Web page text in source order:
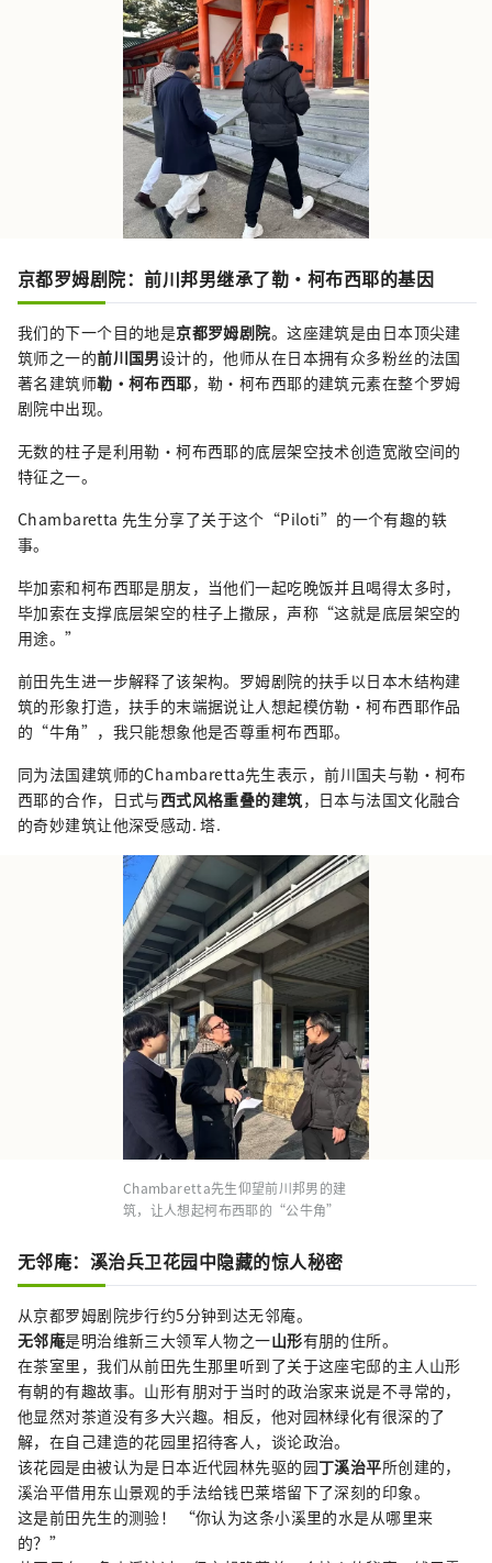
京都罗姆剧院：前川邦男继承了勒·柯布西耶的基因
我们的下一个目的地是京都罗姆剧院。这座建筑是由日本顶尖建
筑师之一的前川国男设计的，他师从在日本拥有众多粉丝的法国
著名建筑师勒·柯布西耶，勒·柯布西耶的建筑元素在整个罗姆
剧院中出现。
无数的柱子是利用勒·柯布西耶的底层架空技术创造宽敞空间的
特征之一。
Chambaretta 先生分享了关于这个“Piloti”的一个有趣的轶
事。
毕加索和柯布西耶是朋友，当他们一起吃晚饭并且喝得太多时，
毕加索在支撑底层架空的柱子上撒尿，声称“这就是底层架空的
用途。”
前田先生进一步解释了该架构。罗姆剧院的扶手以日本木结构建
筑的形象打造，扶手的末端据说让人想起模仿勒·柯布西耶作品
的“牛角”，我只能想象他是否尊重柯布西耶。
同为法国建筑师的Chambaretta先生表示，前川国夫与勒·柯布
西耶的合作，日式与西式风格重叠的建筑，日本与法国文化融合
的奇妙建筑让他深受感动. 塔.
Chambaretta先生仰望前川邦男的建
筑，让人想起柯布西耶的“公牛角”
无邻庵：溪治兵卫花园中隐藏的惊人秘密
从京都罗姆剧院步行约5分钟到达无邻庵。
无邻庵是明治维新三大领军人物之一山形有朋的住所。
在茶室里，我们从前田先生那里听到了关于这座宅邸的主人山形
有朝的有趣故事。山形有朋对于当时的政治家来说是不寻常的，
他显然对茶道没有多大兴趣。相反，他对园林绿化有很深的了
解，在自己建造的花园里招待客人，谈论政治。
该花园是由被认为是日本近代园林先驱的园丁溪治平所创建的，
溪治平借用东山景观的手法给钱巴莱塔留下了深刻的印象。
这是前田先生的测验！ “你认为这条小溪里的水是从哪里来
的？”